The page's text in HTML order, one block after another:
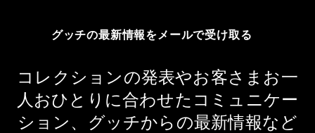
グッチの最新情報をメールで受け取る
コレクションの発表やお客さまお一
人おひとりに合わせたコミュニケー
ション、グッチからの最新情報など